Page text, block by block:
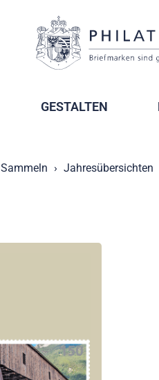
GESTALTEN
Sammeln Jahresübersichten